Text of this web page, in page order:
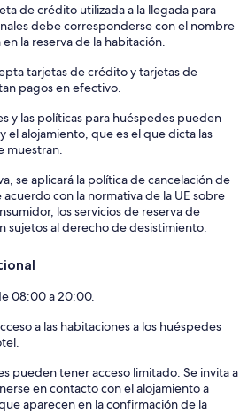
de crédito utilizada a la llegada para
debe corresponderse con el nombre
la reserva de la habitación.
tarjetas de crédito y tarjetas de
pagos en efectivo.
y las políticas para huéspedes pueden
el alojamiento, que es el que dicta las
muestran.
se aplicará la política de cancelación de
con la normativa de la UE sobre
los servicios de reserva de
sujetos al derecho de desistimiento.
08:00 a 20:00.
a las habitaciones a los huéspedes
pueden tener acceso limitado. Se invita a
en contacto con el alojamiento a
aparecen en la confirmación de la